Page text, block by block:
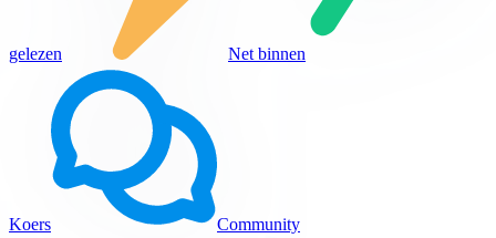
gelezen Net binnen
Koers Community